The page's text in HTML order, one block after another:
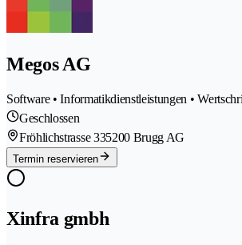
Megos AG
Software • Informatikdienstleistungen •
Geschlossen
Fröhlichstrasse 335200 Brugg AG
Termin reservieren
Xinfra gmbh